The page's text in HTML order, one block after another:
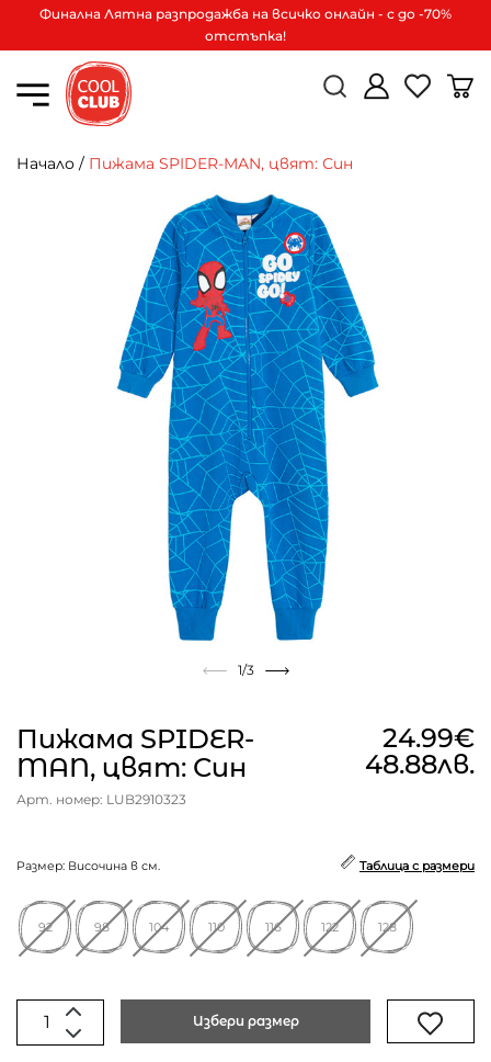
Финална Лятна разпродажба на всичко онлайн - с до -70%
отстъпка!
Начало / Пижама SPIDER-MAN, цвят: Син
1/3
Пижама SPIDER-
MAN, цвят: Син
Арт. номер: LUB2910323
24.99€
48.88лв.
Размер: Височина в см. Таблица с размери
92 98 104 110 116 122 128
Избери размер